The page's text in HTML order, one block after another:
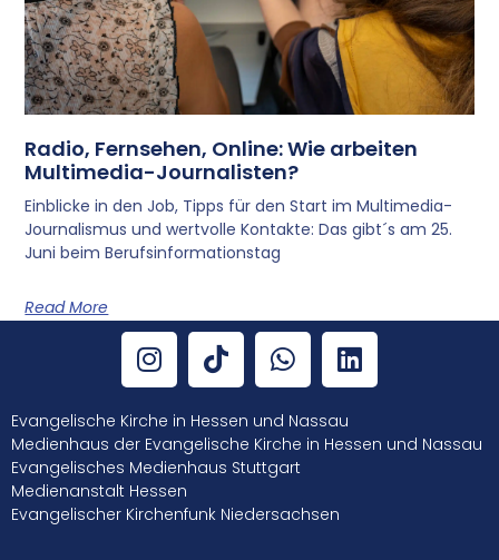
Radio, Fernsehen, Online: Wie arbeiten
Multimedia-Journalisten?
Einblicke in den Job, Tipps für den Start im Multimedia-
Journalismus und wertvolle Kontakte: Das gibt´s am 25.
Juni beim Berufsinformationstag
Read More
Evangelische Kirche in Hessen und Nassau
Medienhaus der Evangelische Kirche in Hessen und Nassau
Evangelisches Medienhaus Stuttgart
Medienanstalt Hessen
Evangelischer Kirchenfunk Niedersachsen